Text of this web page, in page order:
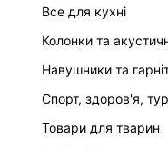
Все для кухні
Колонки та
Навушники та
Спорт, здоров'я,
Товари для тварин